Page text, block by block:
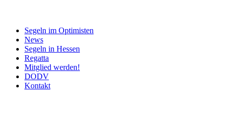
Segeln im Optimisten
News
Segeln in Hessen
Regatta
Mitglied werden!
DODV
Kontakt